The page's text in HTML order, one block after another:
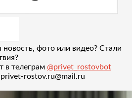
новость, фото или видео? Стали
в телеграм @privet_rostovbot
rostov.ru@mail.ru